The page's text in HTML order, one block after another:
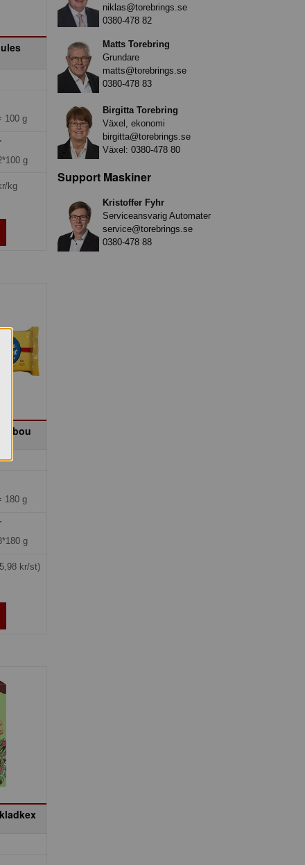
100 g
g
kg
180 g
g
kr/st)
niklas@torebrings.se
0380-478 82
Matts Torebring
Grundare
matts@torebrings.se
0380-478 83
Birgitta Torebring
Växel, ekonomi
birgitta@torebrings.se
Växel: 0380-478 80
Support Maskiner
Kristoffer Fyhr
Serviceansvarig Automater
service@torebrings.se
0380-478 88